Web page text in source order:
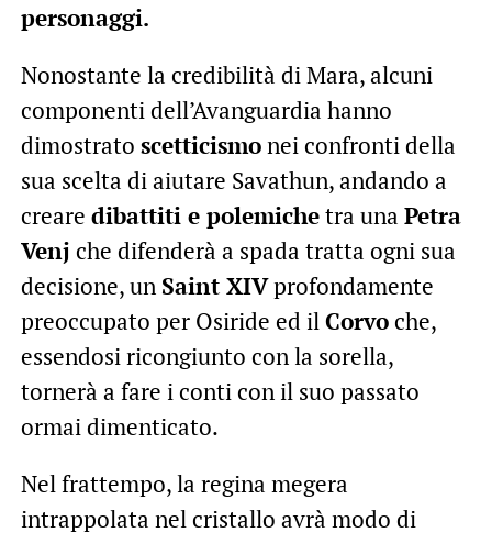
personaggi.
Nonostante la credibilità di Mara, alcuni
componenti dell’Avanguardia hanno
dimostrato scetticismonei confronti della
sua scelta di aiutare Savathun, andando a
creare dibattiti e polemichetra una Petra
Venj che difenderà a spada tratta ogni sua
decisione, un Saint XIVprofondamente
preoccupato per Osiride ed ilCorvoche,
essendosi ricongiunto con la sorella,
tornerà a fare i conti con il suo passato
ormai dimenticato.
Nel frattempo, la regina megera
intrappolata nel cristallo avrà modo di